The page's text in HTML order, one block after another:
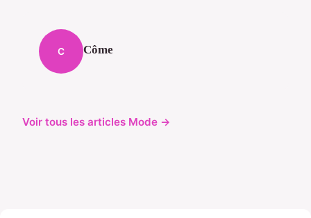
C Côme
Voir tous les articles Mode →